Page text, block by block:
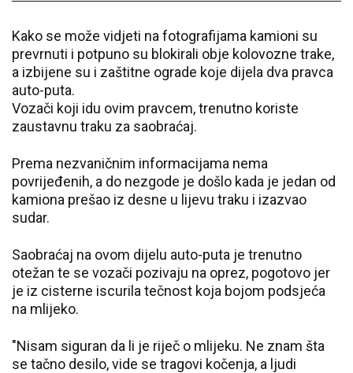
Kako se može vidjeti na fotografijama kamioni su
prevrnuti i potpuno su blokirali obje kolovozne trake,
a izbijene su i zaštitne ograde koje dijela dva pravca
auto-puta.
Vozači koji idu ovim pravcem, trenutno koriste
zaustavnu traku za saobraćaj.
Prema nezvaničnim informacijama nema
povrijeđenih, a do nezgode je došlo kada je jedan od
kamiona prešao iz desne u lijevu traku i izazvao
sudar.
Saobraćaj na ovom dijelu auto-puta je trenutno
otežan te se vozači pozivaju na oprez, pogotovo jer
je iz cisterne iscurila tečnost koja bojom podsjeća
na mlijeko.
"Nisam siguran da li je riječ o mlijeku. Ne znam šta
se tačno desilo, vide se tragovi kočenja, a ljudi